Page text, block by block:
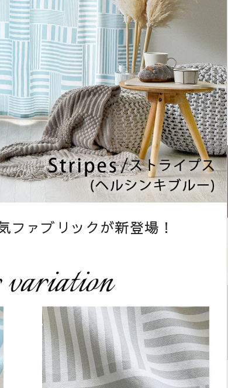
ファブリックが新登場！